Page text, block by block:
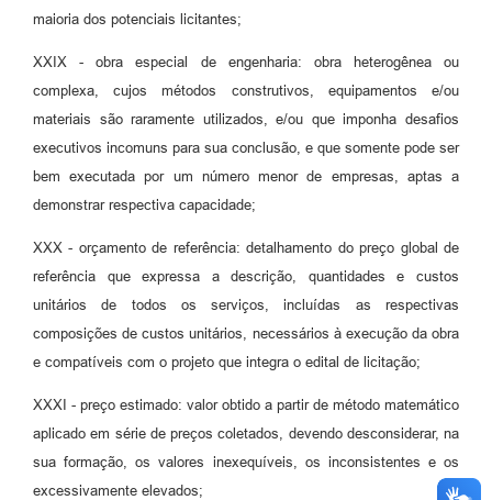
maioria dos potenciais licitantes;
XXIX - obra especial de engenharia: obra heterogênea ou
complexa, cujos métodos construtivos, equipamentos e/ou
materiais são raramente utilizados, e/ou que imponha desafios
executivos incomuns para sua conclusão, e que somente pode ser
bem executada por um número menor de empresas, aptas a
demonstrar respectiva capacidade;
XXX - orçamento de referência: detalhamento do preço global de
referência que expressa a descrição, quantidades e custos
unitários de todos os serviços, incluídas as respectivas
composições de custos unitários, necessários à execução da obra
e compatíveis com o projeto que integra o edital de licitação;
XXXI - preço estimado: valor obtido a partir de método matemático
aplicado em série de preços coletados, devendo desconsiderar, na
sua formação, os valores inexequíveis, os inconsistentes e os
excessivamente elevados;